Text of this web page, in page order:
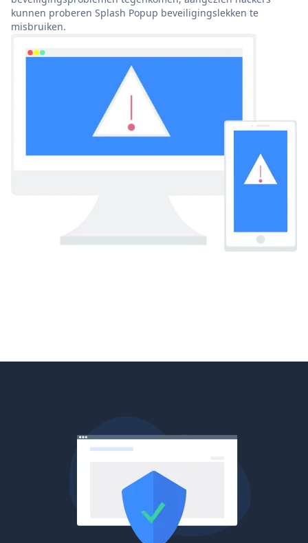
kunnen proberen Splash Popup beveiligingslekken te
misbruiken.